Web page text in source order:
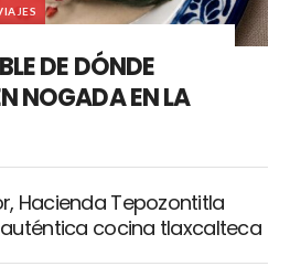
DE DÓNDE
NOGADA EN LA
Hacienda Tepozontitla
cocina tlaxcalteca